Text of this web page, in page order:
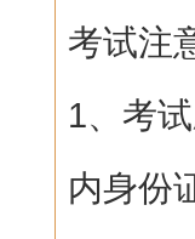
考试注
1、考
内身份